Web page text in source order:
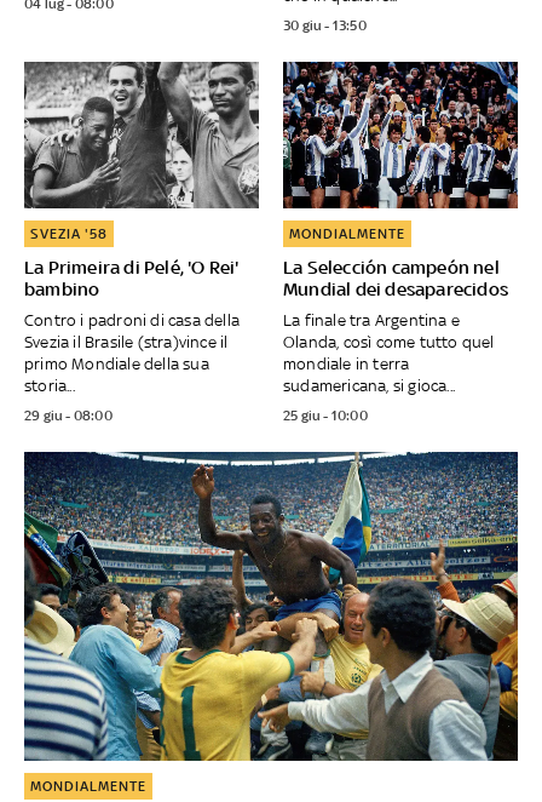
04 lug - 08:00
30 giu - 13:50
La Primeira di Pelé, 'O Rei'
bambino
SVEZIA '58
Contro i padroni di casa della
Svezia il Brasile (stra)vince il
primo Mondiale della sua
storia...
29 giu - 08:00
La Selección campeón nel
Mundial dei desaparecidos
MONDIALMENTE
La finale tra Argentina e
Olanda, così come tutto quel
mondiale in terra
sudamericana, si gioca...
25 giu - 10:00
MONDIALMENTE